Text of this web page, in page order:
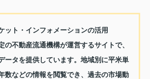
ット・インフォメーションの活用
の不動産流通機構が運営するサイトで、
ータを提供しています。地域別に平米単
数などの情報を閲覧でき、過去の市場動